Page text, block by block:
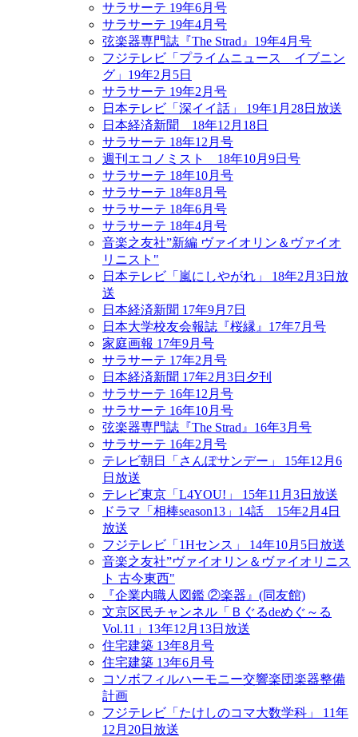
サラサーテ 19年6月号
サラサーテ 19年4月号
弦楽器専門誌『The Strad』19年4月号
フジテレビ「プライムニュース イブニン
グ」19年2月5日
サラサーテ 19年2月号
日本テレビ「深イイ話」 19年1月28日放送
日本経済新聞 18年12月18日
サラサーテ 18年12月号
週刊エコノミスト 18年10月9日号
サラサーテ 18年10月号
サラサーテ 18年8月号
サラサーテ 18年6月号
サラサーテ 18年4月号
音楽之友社”新編 ヴァイオリン＆ヴァイオ
リニスト"
日本テレビ「嵐にしやがれ」 18年2月3日放
送
日本経済新聞 17年9月7日
日本大学校友会報誌『桜縁』17年7月号
家庭画報 17年9月号
サラサーテ 17年2月号
日本経済新聞 17年2月3日夕刊
サラサーテ 16年12月号
サラサーテ 16年10月号
弦楽器専門誌『The Strad』16年3月号
サラサーテ 16年2月号
テレビ朝日「さんぽサンデー」 15年12月6
日放送
テレビ東京「L4YOU!」 15年11月3日放送
ドラマ「相棒season13」14話 15年2月4日
放送
フジテレビ「1Hセンス」 14年10月5日放送
音楽之友社”ヴァイオリン＆ヴァイオリニス
ト 古今東西"
『企業内職人図鑑 ②楽器』(同友館)
文京区民チャンネル「Ｂぐるdeめぐ～る
Vol.11」13年12月13日放送
住宅建築 13年8月号
住宅建築 13年6月号
コソボフィルハーモニー交響楽団楽器整備
計画
フジテレビ「たけしのコマ大数学科」 11年
12月20日放送